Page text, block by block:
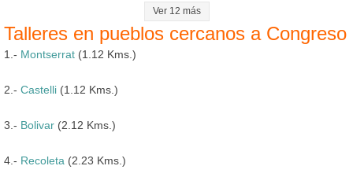
Ver 12 más
Talleres en pueblos cercanos a Congreso
1.- Montserrat (1.12 Kms.)
2.- Castelli (1.12 Kms.)
3.- Bolivar (2.12 Kms.)
4.- Recoleta (2.23 Kms.)